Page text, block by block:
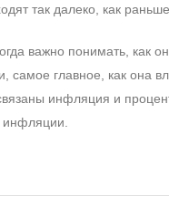
так далеко, как
важно понимать, как
самое главное, как она
инфляция и
инфляции.